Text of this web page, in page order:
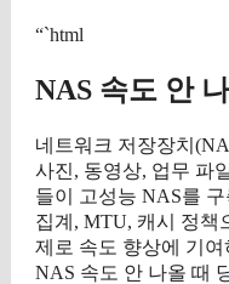
“`html
NAS 속도 안
네트워크 저장장치
사진, 동영상, 업무 파
들이 고성능 NAS를
집계, MTU, 캐시 정책
제로 속도 향상에 기
NAS 속도 안 나올 때